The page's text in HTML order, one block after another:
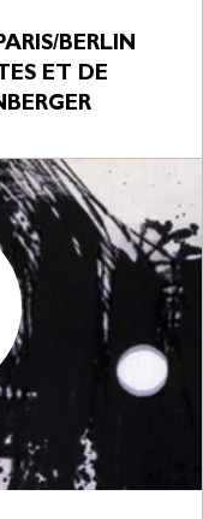
BERLIN
ET DE